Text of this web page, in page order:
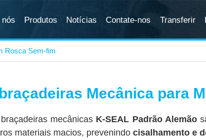
nós Produtos
Abraçadeira Perfurada de Rosca Sem-
Abraçadeira para Mangueira com
Abraçadeiras Reforçada para Serviço
Abraçadeiras para Alta Pressão
Abraçadeiras de Liberação Rápida -
Abraçadeiras com Forro de Borracha
Abraçadeiras Miniaturas para Linha de
Abraçadeira de Selagem Reforçada
Acionador Flexível para
Abraçadeiras de Orelhas Sem Costura
Notícias Contate-nos Transferir
Rosca Sem-fim
Mecânica para
mecânicas K-SEAL Padrão Alemão
materiais macios, prevenindo cisalhamento e